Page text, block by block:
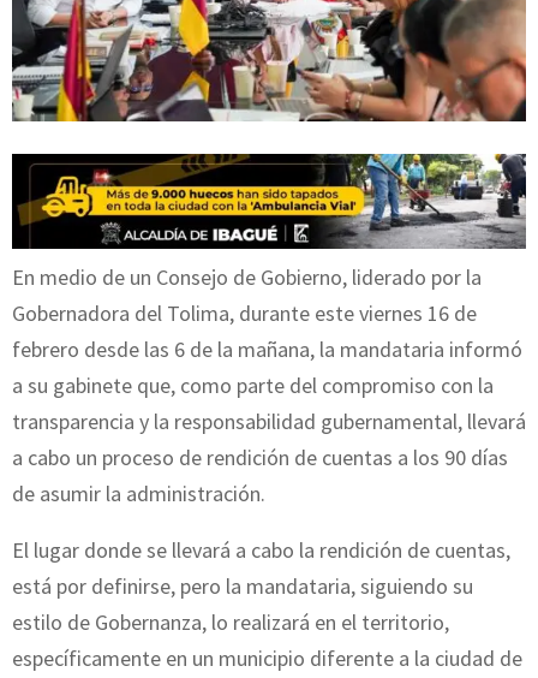
En medio de un Consejo de Gobierno, liderado por la
Gobernadora del Tolima, durante este viernes 16 de
febrero desde las 6 de la mañana, la mandataria informó
a su gabinete que, como parte del compromiso con la
transparencia y la responsabilidad gubernamental, llevará
a cabo un proceso de rendición de cuentas a los 90 días
de asumir la administración.
El lugar donde se llevará a cabo la rendición de cuentas,
está por definirse, pero la mandataria, siguiendo su
estilo de Gobernanza, lo realizará en el territorio,
específicamente en un municipio diferente a la ciudad de